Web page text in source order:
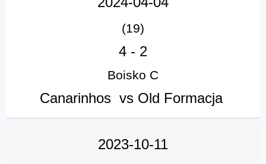
Poprzednie spotkania
(19)
4 - 2
Boisko C
Canarinhos vs Old Formacja
2023-10-11